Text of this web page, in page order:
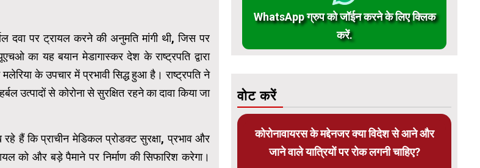
दवा पर ट्रायल करने की अनुमति मांगी थी, जिस पर
का यह बयान मेडागास्कर देश के राष्ट्रपति द्वारा
के उपचार में प्रभावी सिद्ध हुआ है। राष्ट्रपति ने
से कोरोना से सुरक्षित रहने का दावा किया जा
हैं कि प्राचीन मेडिकल प्रोडक्ट सुरक्षा, प्रभाव और
को और बड़े पैमाने पर निर्माण की सिफारिश करेगा।
WhatsApp ग्रुप को जॉईन करने के लिए क्लिक
करें.
वोट करें
कोरोनावायरस के मद्देनजर क्या विदेश से आने और
जाने वाले यात्रियों पर रोक लगनी चाहिए?